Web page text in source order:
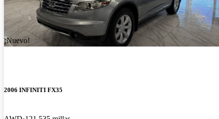
¡Nuevo!
2006 INFINITI FX35